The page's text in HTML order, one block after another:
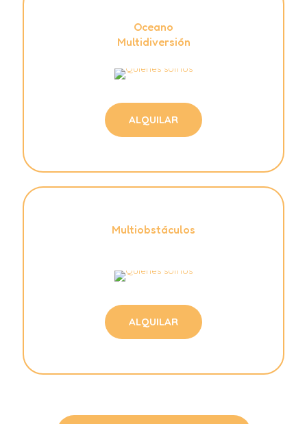
Oceano
Multidiversión
ALQUILAR
Multiobstáculos
ALQUILAR